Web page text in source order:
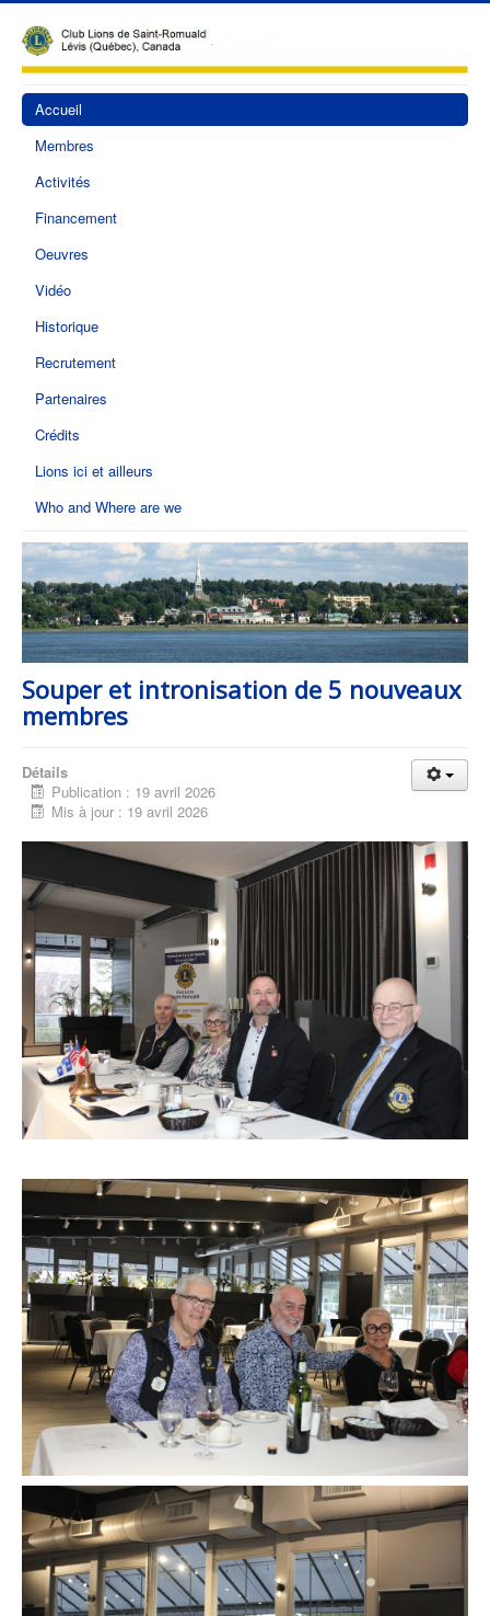
Accueil
Membres
Activités
Financement
Oeuvres
Vidéo
Historique
Recrutement
Partenaires
Crédits
Lions ici et ailleurs
Who and Where are we
Souper et intronisation de 5 nouveaux
membres
Détails
Publication : 19 avril 2026
Mis à jour : 19 avril 2026